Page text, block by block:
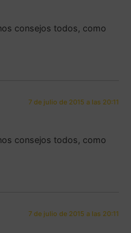
consejos todos, como
7 de julio de 2015 a las 20:11
consejos todos, como
7 de julio de 2015 a las 20:11